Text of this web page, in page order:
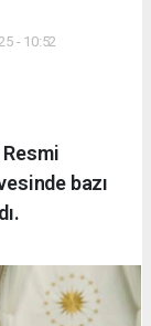
- 10:52
Resmi
bazı